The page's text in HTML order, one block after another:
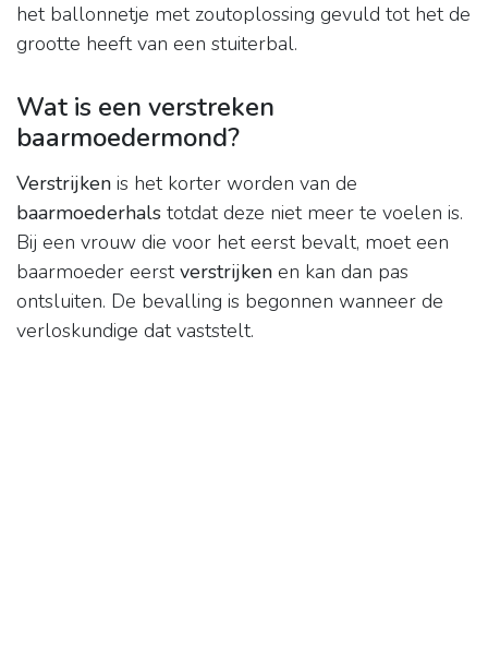
het ballonnetje met zoutoplossing gevuld tot het de
grootte heeft van een stuiterbal.
Wat is een verstreken
baarmoedermond?
Verstrijken is het korter worden van de
baarmoederhals totdat deze niet meer te voelen is.
Bij een vrouw die voor het eerst bevalt, moet een
baarmoeder eerstverstrijken en kan dan pas
ontsluiten. De bevalling is begonnen wanneer de
verloskundige dat vaststelt.